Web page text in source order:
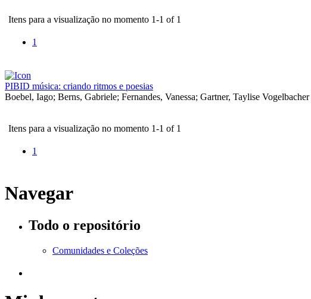
Itens para a visualização no momento 1-1 of 1
1
PIBID música: criando ritmos e poesias
Boebel, Iago; Berns, Gabriele; Fernandes, Vanessa; Gartner, Taylise Vogelbacher
Itens para a visualização no momento 1-1 of 1
1
Navegar
Todo o repositório
Comunidades e Coleções